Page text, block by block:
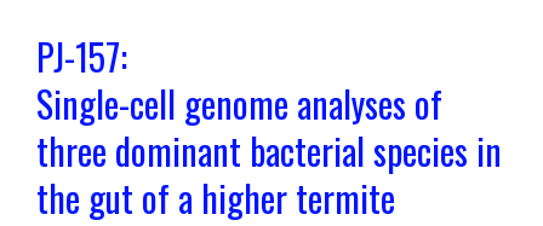
PJ-157:
Single-cell genome analyses of
three dominant bacterial species in
the gut of a higher termite